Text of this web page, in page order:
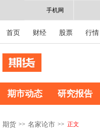
手机网
首页 财经 股票 行情
期市动态 研究报告
期货 >> 名家论市 >> 正文